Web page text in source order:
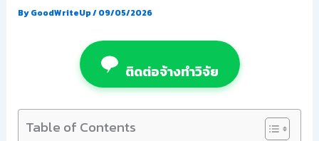
ByGoodWriteUp/09/05/2026
ติดต่อจ้างทำวิจัย
Table of Contents